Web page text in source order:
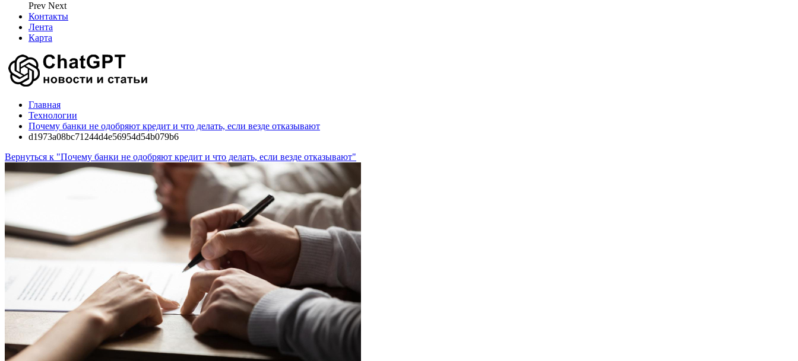
Prev Next
Контакты
Лента
Карта
Главная
Технологии
Почему банки не одобряют кредит и что делать, если везде отказывают
d1973a08bc71244d4e56954d54b079b6
Вернуться к "Почему банки не одобряют кредит и что делать, если везде отказывают"